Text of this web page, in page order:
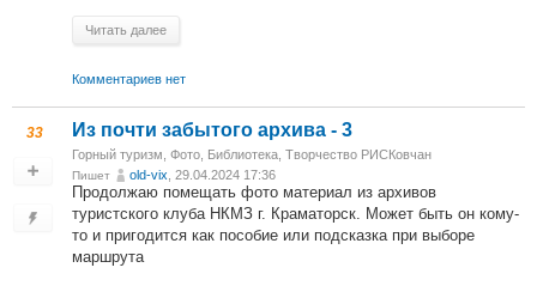
Читать далее
Комментариев нет
33 Из почти забытого архива - 3
Горный туризм Фото Библиотека Творчество РИСКовчан
Пишет old-vix , 29.04.2024 17:36
Продолжаю помещать фото материал из архивов
туристского клуба НКМЗ г. Краматорск. Может быть он кому-
то и пригодится как пособие или подсказка при выборе
маршрута